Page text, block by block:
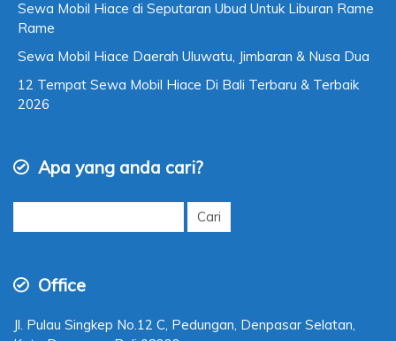
Sewa Mobil Hiace di Seputaran Ubud Untuk Liburan Rame
Rame
Sewa Mobil Hiace Daerah Uluwatu, Jimbaran & Nusa Dua
12 Tempat Sewa Mobil Hiace Di Bali Terbaru & Terbaik
2026
Apa yang anda cari?
Cari
Office
Jl. Pulau Singkep No.12 C, Pedungan, Denpasar Selatan,